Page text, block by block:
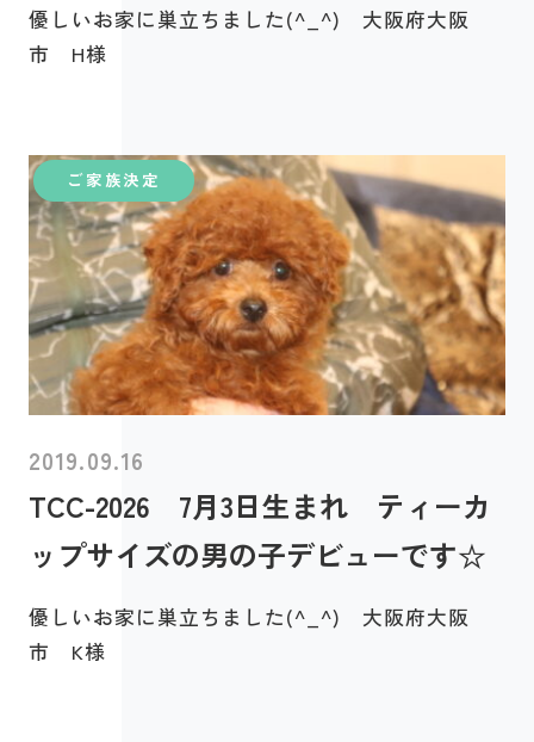
優しいお家に巣立ちました(^_^) 大阪府大阪
市 H様
ご家族決定
2019.09.16
TCC-2026 7月3日生まれ ティーカ
ップサイズの男の子デビューです☆
優しいお家に巣立ちました(^_^) 大阪府大阪
市 K様